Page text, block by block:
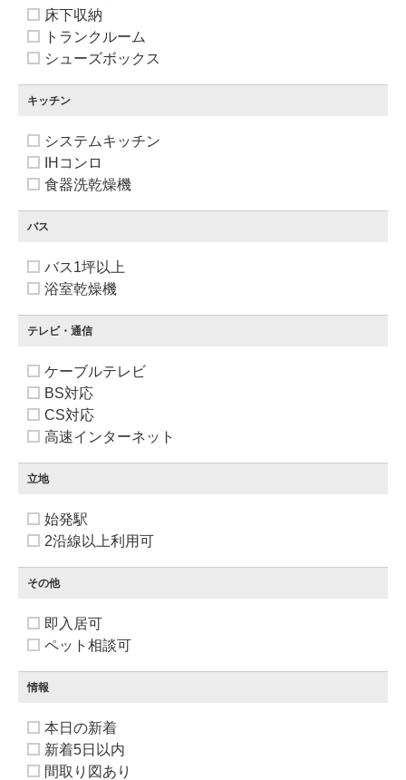
床下収納
トランクルーム
シューズボックス
キッチン
システムキッチン
IHコンロ
食器洗乾燥機
バス
バス1坪以上
浴室乾燥機
テレビ・通信
ケーブルテレビ
BS対応
CS対応
高速インターネット
立地
始発駅
2沿線以上利用可
その他
即入居可
ペット相談可
情報
本日の新着
新着5日以内
間取り図あり